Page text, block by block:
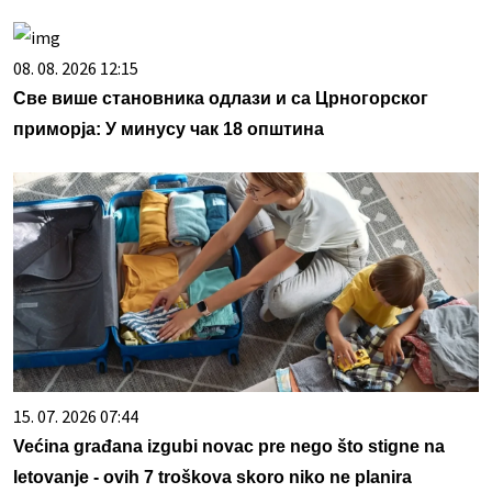
08. 08. 2026 12:15
Све више становника одлази и са Црногорског
приморја: У минусу чак 18 општина
15. 07. 2026 07:44
Većina građana izgubi novac pre nego što stigne na
letovanje - ovih 7 troškova skoro niko ne planira